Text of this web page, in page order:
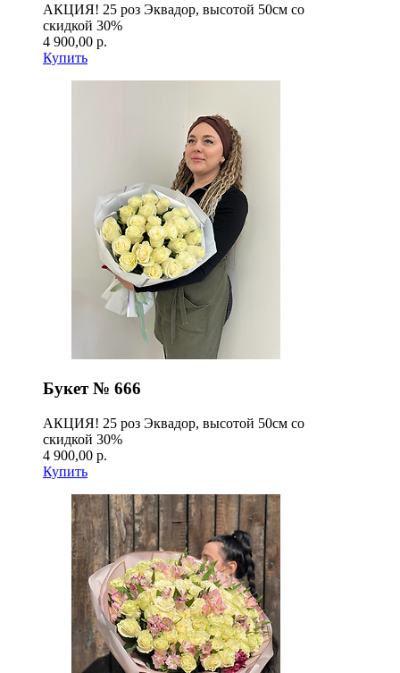
АКЦИЯ! 25 роз Эквадор, высотой 50см со
скидкой 30%
4 900,00 р.
Купить
Букет № 666
АКЦИЯ! 25 роз Эквадор, высотой 50см со
скидкой 30%
4 900,00 р.
Купить